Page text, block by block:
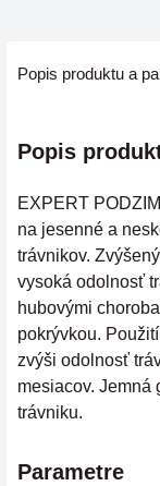
Popis produktu a
Popis
EXPERT
na jesenné a
trávnikov.
vysoká odolnosť
hubovými
pokrývkou.
zvýši odolnosť
mesiacov. Jemná
trávniku.
Parametre